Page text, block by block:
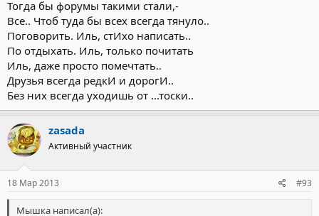
Тогда бы форумы такими стали,-
Все.. Чтоб туда бы всех всегда тянуло..
Поговорить. Иль, стИхо написать..
По отдыхать. Иль, только почитать
Иль, даже просто помечтать..
Друзья всегда редкИ и дорогИ..
Без них всегда уходишь от ...тоски..
zasada
Активный участник
18 Мар 2013 #93
Мышка написал(а):